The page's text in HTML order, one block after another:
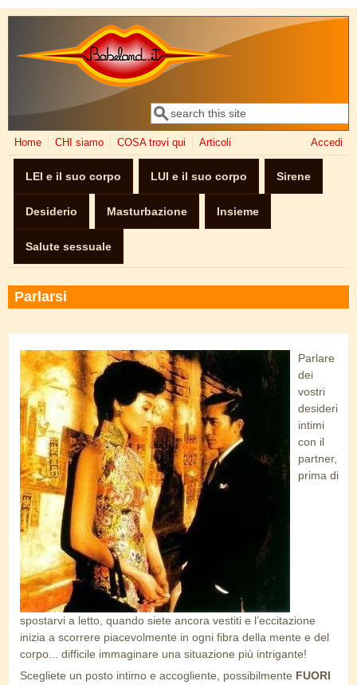
Salta al contenuto principale
Form di ricerca
Cerca
Home CHI siamo COSA trovi qui Articoli Accedi
LEI e il suo corpo LUI e il suo corpo Sirene
Desiderio Masturbazione Insieme
Salute sessuale
Parlarsi
uomo_donna_parlano.jpg
Parlare
dei
vostri
desideri
intimi
con il
partner,
prima di
spostarvi a letto, quando siete ancora vestiti e l’eccitazione
inizia a scorrere piacevolmente in ogni fibra della mente e del
corpo... difficile immaginare una situazione più intrigante!
Scegliete un posto intimo e accogliente, possibilmente FUORI